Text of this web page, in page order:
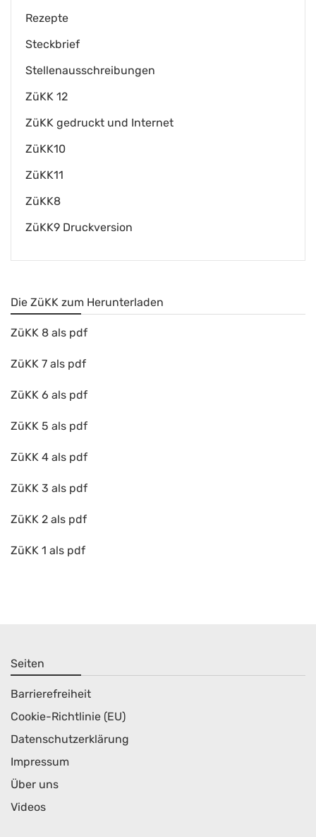
Rezepte
Steckbrief
Stellenausschreibungen
ZüKK 12
ZüKK gedruckt und Internet
ZüKK10
ZüKK11
ZüKK8
ZüKK9 Druckversion
Die ZüKK zum Herunterladen
ZüKK 8 als pdf
ZüKK 7 als pdf
ZüKK 6 als pdf
ZüKK 5 als pdf
ZüKK 4 als pdf
ZüKK 3 als pdf
ZüKK 2 als pdf
ZüKK 1 als pdf
Seiten
Barrierefreiheit
Cookie-Richtlinie (EU)
Datenschutzerklärung
Impressum
Über uns
Videos